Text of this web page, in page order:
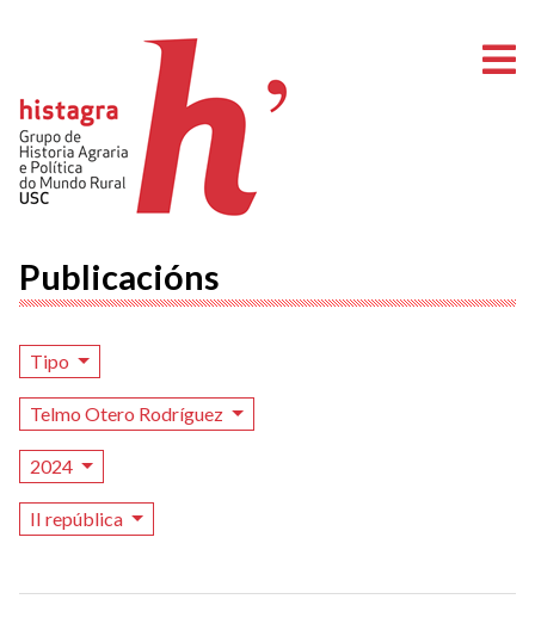
Publicacións
Tipo
Telmo Otero Rodríguez
2024
II república